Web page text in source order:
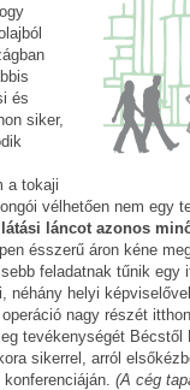
és
siker,
a tokaji
vélhetően nem egy
láncot azonos
ésszerű áron kéne
feladatnak tűnik egy
néhány helyi
nagy részét
tevékenységét Bécstől
sikerrel, arról
(A cég